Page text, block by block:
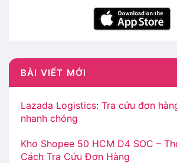
BÀI VIẾT MỚI
Lazada Logistics: Tra cứu đơn
nhanh chóng
Kho Shopee 50 HCM D4 SOC –
Cách Tra Cứu Đơn Hàng